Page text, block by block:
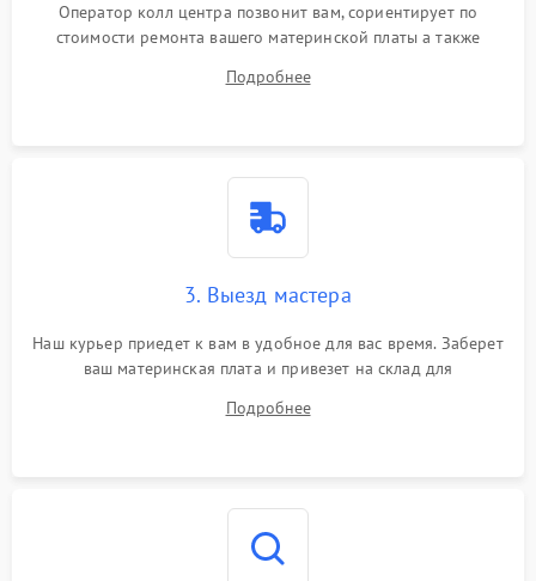
Оператор колл центра позвонит вам, сориентирует по
стоимости ремонта вашего материнской платы а также
Подробнее
3. Выезд мастера
Наш курьер приедет к вам в удобное для вас время. Заберет
ваш материнская плата и привезет на склад для
Подробнее